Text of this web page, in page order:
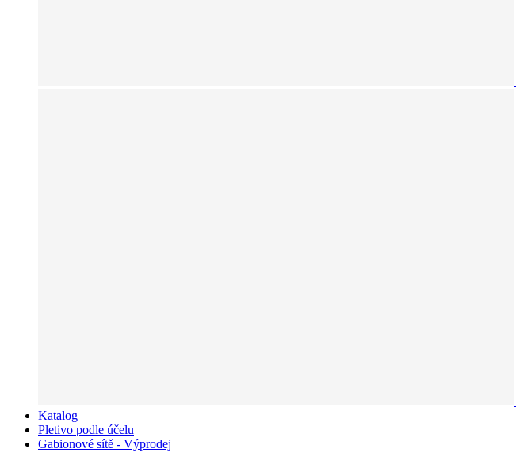
Katalog
Pletivo podle účelu
Gabionové sítě - Výprodej